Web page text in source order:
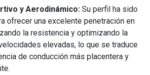
y Aerodinámico: Su perfil ha sido
ofrecer una excelente penetración en
la resistencia y optimizando la
elevadas, lo que se traduce
de conducción más placentera y